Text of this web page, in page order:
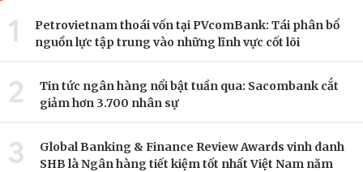
1
Petrovietnam thoái vốn tại PVcomBank: Tái phân bổ
nguồn lực tập trung vào những lĩnh vực cốt lõi
2
Tin tức ngân hàng nổi bật tuần qua: Sacombank cắt
giảm hơn 3.700 nhân sự
3
Global Banking & Finance Review Awards vinh danh
SHB là Ngân hàng tiết kiệm tốt nhất Việt Nam năm